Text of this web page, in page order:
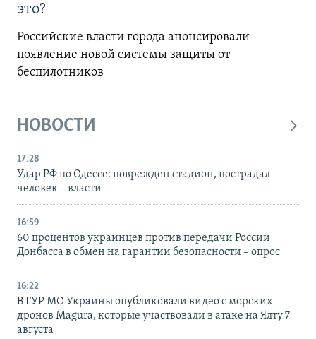
это?
Российские власти города анонсировали
появление новой системы защиты от
беспилотников
НОВОСТИ
17:28
Удар РФ по Одессе: поврежден стадион, пострадал
человек – власти
16:59
60 процентов украинцев против передачи России
Донбасса в обмен на гарантии безопасности – опрос
16:22
В ГУР МО Украины опубликовали видео с морских
дронов Magura, которые участвовали в атаке на Ялту 7
августа